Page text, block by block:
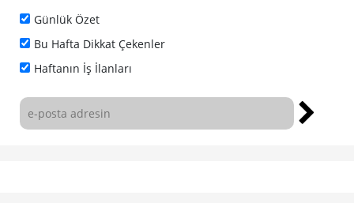
Günlük Özet
Bu Hafta Dikkat Çekenler
Haftanın İş İlanları